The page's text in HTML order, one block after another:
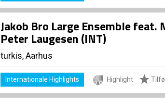
Jakob Bro Large Ensemble feat.
Peter Laugesen (INT)
turkis, Aarhus
Internationale Highlights Highlight